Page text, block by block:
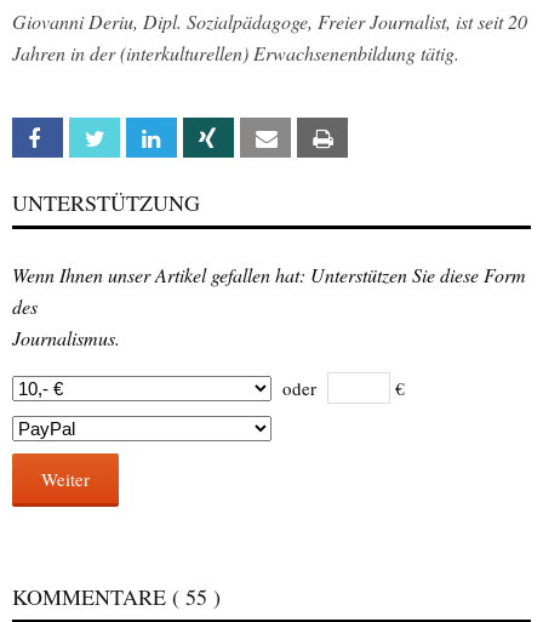
Giovanni Deriu, Dipl. Sozialpädagoge, Freier Journalist, ist seit 20
Jahren in der (interkulturellen) Erwachsenenbildung tätig.
Facebook Twitter Linkedin Xing Email
UNTERSTÜTZUNG
Wenn Ihnen unser Artikel gefallen hat: Unterstützen Sie diese Form
des
Journalismus.
oder €
Weiter
KOMMENTARE ( 55 )